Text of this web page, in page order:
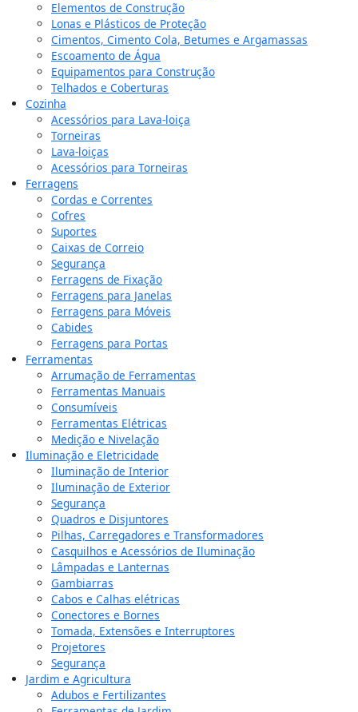
Elementos de Construção
Lonas e Plásticos de Proteção
Cimentos, Cimento Cola, Betumes e Argamassas
Escoamento de Água
Equipamentos para Construção
Telhados e Coberturas
Cozinha
Acessórios para Lava-loiça
Torneiras
Lava-loiças
Acessórios para Torneiras
Ferragens
Cordas e Correntes
Cofres
Suportes
Caixas de Correio
Segurança
Ferragens de Fixação
Ferragens para Janelas
Ferragens para Móveis
Cabides
Ferragens para Portas
Ferramentas
Arrumação de Ferramentas
Ferramentas Manuais
Consumíveis
Ferramentas Elétricas
Medição e Nivelação
Iluminação e Eletricidade
Iluminação de Interior
Iluminação de Exterior
Segurança
Quadros e Disjuntores
Pilhas, Carregadores e Transformadores
Casquilhos e Acessórios de Iluminação
Lâmpadas e Lanternas
Gambiarras
Cabos e Calhas elétricas
Conectores e Bornes
Tomada, Extensões e Interruptores
Projetores
Segurança
Jardim e Agricultura
Adubos e Fertilizantes